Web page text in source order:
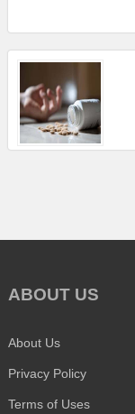
ABOUT US
About Us
Privacy Policy
Terms of Uses